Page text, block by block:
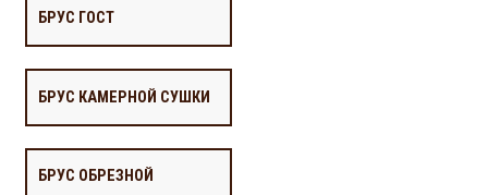
БРУС ГОСТ
БРУС КАМЕРНОЙ СУШКИ
БРУС ОБРЕЗНОЙ